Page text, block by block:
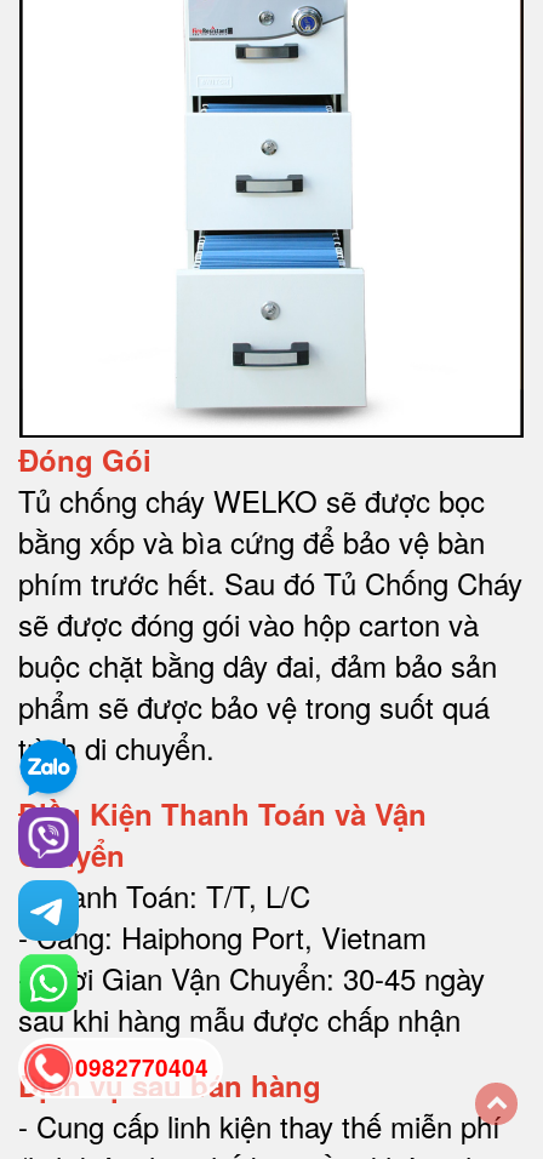
Đóng Gói
Tủ chống cháy WELKO sẽ được bọc
bằng xốp và bìa cứng để bảo vệ bàn
phím trước hết. Sau đó Tủ Chống Cháy
sẽ được đóng gói vào hộp carton và
buộc chặt bằng dây đai, đảm bảo sản
phẩm sẽ được bảo vệ trong suốt quá
trình di chuyển.
Điều Kiện Thanh Toán và Vận
Chuyển
- Thanh Toán: T/T, L/C
- Cảng: Haiphong Port, Vietnam
- Thời Gian Vận Chuyển: 30-45 ngày
sau khi hàng mẫu được chấp nhận
Dịch vụ sau bán hàng
- Cung cấp linh kiện thay thế miễn phí
0982770404
back